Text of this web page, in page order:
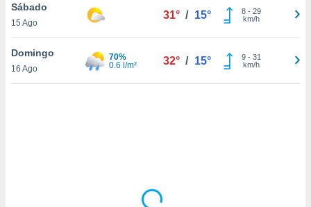
el sitio
ni para
o
Sábado
15 Ago
31° / 15° 8- 29
km/h
Domingo
16 Ago
70%
0.6 l/m²
32° / 15° 9- 31
km/h